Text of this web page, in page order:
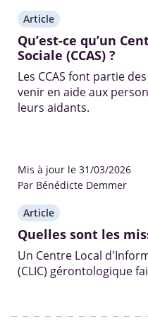
Article
Qu’est-ce qu’un
Sociale (CCAS) ?
Les CCAS font partie
venir en aide aux
leurs aidants.
Mis à jour le 31/03/2026
Par Bénédicte Demmer
Article
Quelles sont les
Un Centre Local
(CLIC) gérontologique
proximité mis en place
dédiés à l’écoute,
personnes âgées et de